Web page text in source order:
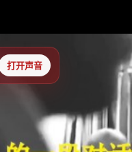
打开声音